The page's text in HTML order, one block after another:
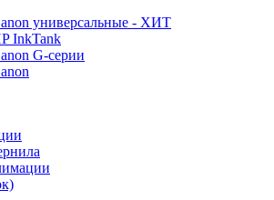
универсальные - ХИТ
InkTank
G-серии